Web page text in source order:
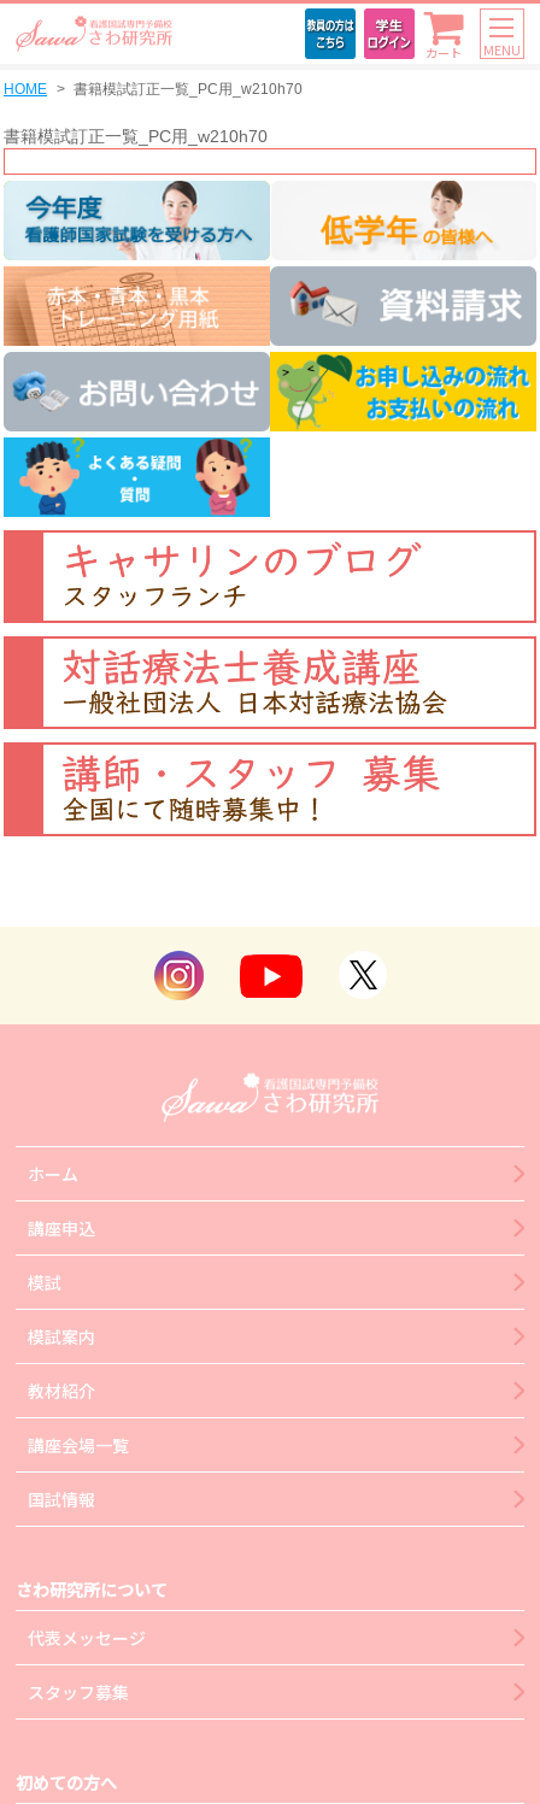
カート MENU
HOME 書籍模試訂正一覧_PC用_w210h70
書籍模試訂正一覧_PC用_w210h70
ホーム
講座申込
模試
模試案内
教材紹介
講座会場一覧
国試情報
さわ研究所について
代表メッセージ
スタッフ募集
初めての方へ